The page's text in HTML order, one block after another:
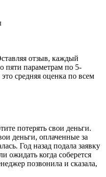
отзыв, каждый
пяти параметрам по 5-
средняя оценка по всем
потерять свои деньги.
деньги, оплаченные за
Год назад подала заявку
ожидать когда соберется
позвонила и сказала,